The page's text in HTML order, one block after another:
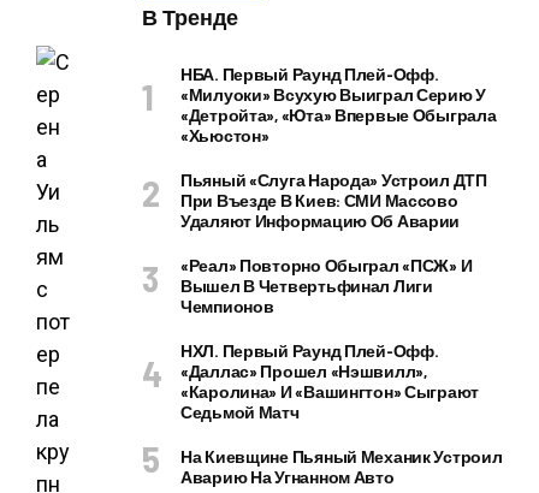
В Тренде
НБА. Первый Раунд Плей-Офф.
«Милуоки» Всухую Выиграл Серию У
«Детройта», «Юта» Впервые Обыграла
«Хьюстон»
Пьяный «слуга Народа» Устроил ДТП
При Въезде В Киев: СМИ Массово
Удаляют Информацию Об Аварии
«Реал» Повторно Обыграл «ПСЖ» И
Вышел В Четвертьфинал Лиги
Чемпионов
НХЛ. Первый Раунд Плей-Офф.
«Даллас» Прошел «Нэшвилл»,
«Каролина» И «Вашингтон» Сыграют
Седьмой Матч
На Киевщине Пьяный Механик Устроил
Аварию На Угнанном Авто